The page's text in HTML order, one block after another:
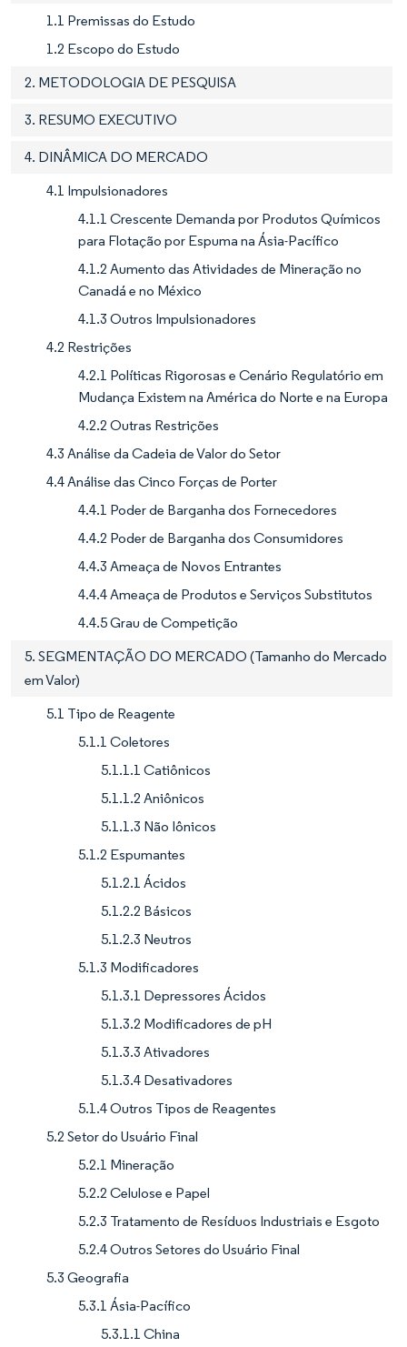
1.1 Premissas do Estudo
1.2 Escopo do Estudo
2. METODOLOGIA DE PESQUISA
3. RESUMO EXECUTIVO
4. DINÂMICA DO MERCADO
4.1 Impulsionadores
4.1.1 Crescente Demanda por Produtos Químicos
para Flotação por Espuma na Ásia-Pacífico
4.1.2 Aumento das Atividades de Mineração no
Canadá e no México
4.1.3 Outros Impulsionadores
4.2 Restrições
4.2.1 Políticas Rigorosas e Cenário Regulatório em
Mudança Existem na América do Norte e na Europa
4.2.2 Outras Restrições
4.3 Análise da Cadeia de Valor do Setor
4.4 Análise das Cinco Forças de Porter
4.4.1 Poder de Barganha dos Fornecedores
4.4.2 Poder de Barganha dos Consumidores
4.4.3 Ameaça de Novos Entrantes
4.4.4 Ameaça de Produtos e Serviços Substitutos
4.4.5 Grau de Competição
5. SEGMENTAÇÃO DO MERCADO (Tamanho do Mercado
em Valor)
5.1 Tipo de Reagente
5.1.1 Coletores
5.1.1.1 Catiônicos
5.1.1.2 Aniônicos
5.1.1.3 Não Iônicos
5.1.2 Espumantes
5.1.2.1 Ácidos
5.1.2.2 Básicos
5.1.2.3 Neutros
5.1.3 Modificadores
5.1.3.1 Depressores Ácidos
5.1.3.2 Modificadores de pH
5.1.3.3 Ativadores
5.1.3.4 Desativadores
5.1.4 Outros Tipos de Reagentes
5.2 Setor do Usuário Final
5.2.1 Mineração
5.2.2 Celulose e Papel
5.2.3 Tratamento de Resíduos Industriais e Esgoto
5.2.4 Outros Setores do Usuário Final
5.3 Geografia
5.3.1 Ásia-Pacífico
5.3.1.1 China